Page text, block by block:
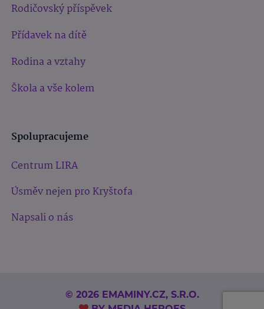
Rodičovský příspěvek
Přídavek na dítě
Rodina a vztahy
Škola a vše kolem
Spolupracujeme
Centrum LIRA
Úsměv nejen pro Kryštofa
Napsali o nás
© 2026 EMAMINY.CZ, S.R.O.